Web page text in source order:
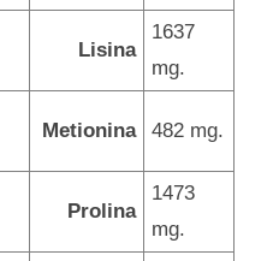
Lisina
1637
mg.
Metionina 482 mg.
Prolina
1473
mg.